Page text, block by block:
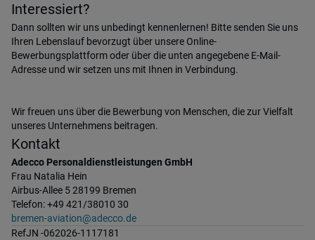
Interessiert?
Dann sollten wir uns unbedingt kennenlernen! Bitte senden Sie uns
Ihren Lebenslauf bevorzugt über unsere Online-
Bewerbungsplattform oder über die unten angegebene E-Mail-
Adresse und wir setzen uns mit Ihnen in Verbindung.
Wir freuen uns über die Bewerbung von Menschen, die zur Vielfalt
unseres Unternehmens beitragen.
Kontakt
Adecco Personaldienstleistungen GmbH
Frau Natalia Hein
Airbus-Allee 5 28199 Bremen
Telefon: +49 421/38010 30
bremen-aviation@adecco.de
RefJN -062026-1117181